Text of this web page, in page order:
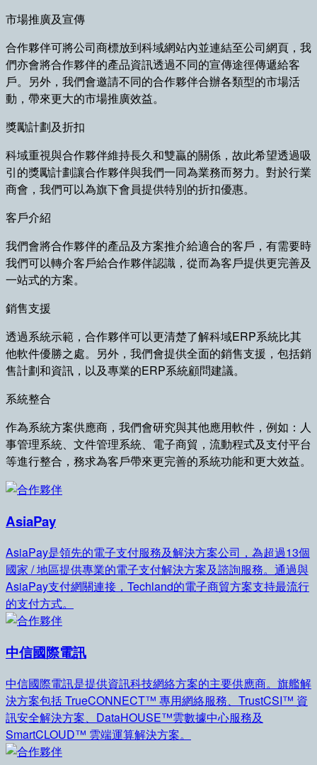
市場推廣及宣傳
合作夥伴可將公司商標放到科域網站內並連結至公司網頁，我
們亦會將合作夥伴的產品資訊透過不同的宣傳途徑傳遞給客
戶。另外，我們會邀請不同的合作夥伴合辦各類型的市場活
動，帶來更大的市場推廣效益。
獎勵計劃及折扣
科域重視與合作夥伴維持長久和雙贏的關係，故此希望透過吸
引的獎勵計劃讓合作夥伴與我們一同為業務而努力。對於行業
商會，我們可以為旗下會員提供特別的折扣優惠。
客戶介紹
我們會將合作夥伴的產品及方案推介給適合的客戶，有需要時
我們可以轉介客戶給合作夥伴認識，從而為客戶提供更完善及
一站式的方案。
銷售支援
透過系統示範，合作夥伴可以更清楚了解科域ERP系統比其
他軟件優勝之處。另外，我們會提供全面的銷售支援，包括銷
售計劃和資訊，以及專業的ERP系統顧問建議。
系統整合
作為系統方案供應商，我們會研究與其他應用軟件，例如：人
事管理系統、文件管理系統、電子商貿，流動程式及支付平台
等進行整合，務求為客戶帶來更完善的系統功能和更大效益。
AsiaPay
AsiaPay是領先的電子支付服務及解決方案公司，為超過13個
國家 / 地區提供專業的電子支付解決方案及諮詢服務。通過與
AsiaPay支付網關連接，Techland的電子商貿方案支持最流行
的支付方式。
中信國際電訊
中信國際電訊是提供資訊科技網絡方案的主要供應商。旗艦解
決方案包括 TrueCONNECT™ 專用網絡服務、TrustCSI™ 資
訊安全解決方案、DataHOUSE™雲數據中心服務及
SmartCLOUD™ 雲端運算解決方案。